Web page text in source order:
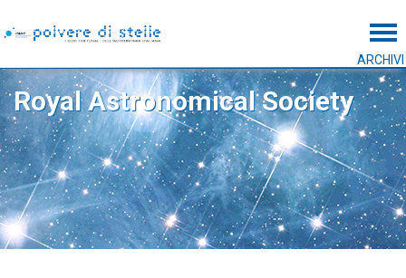
ARCHIVI
Royal Astronomical Society